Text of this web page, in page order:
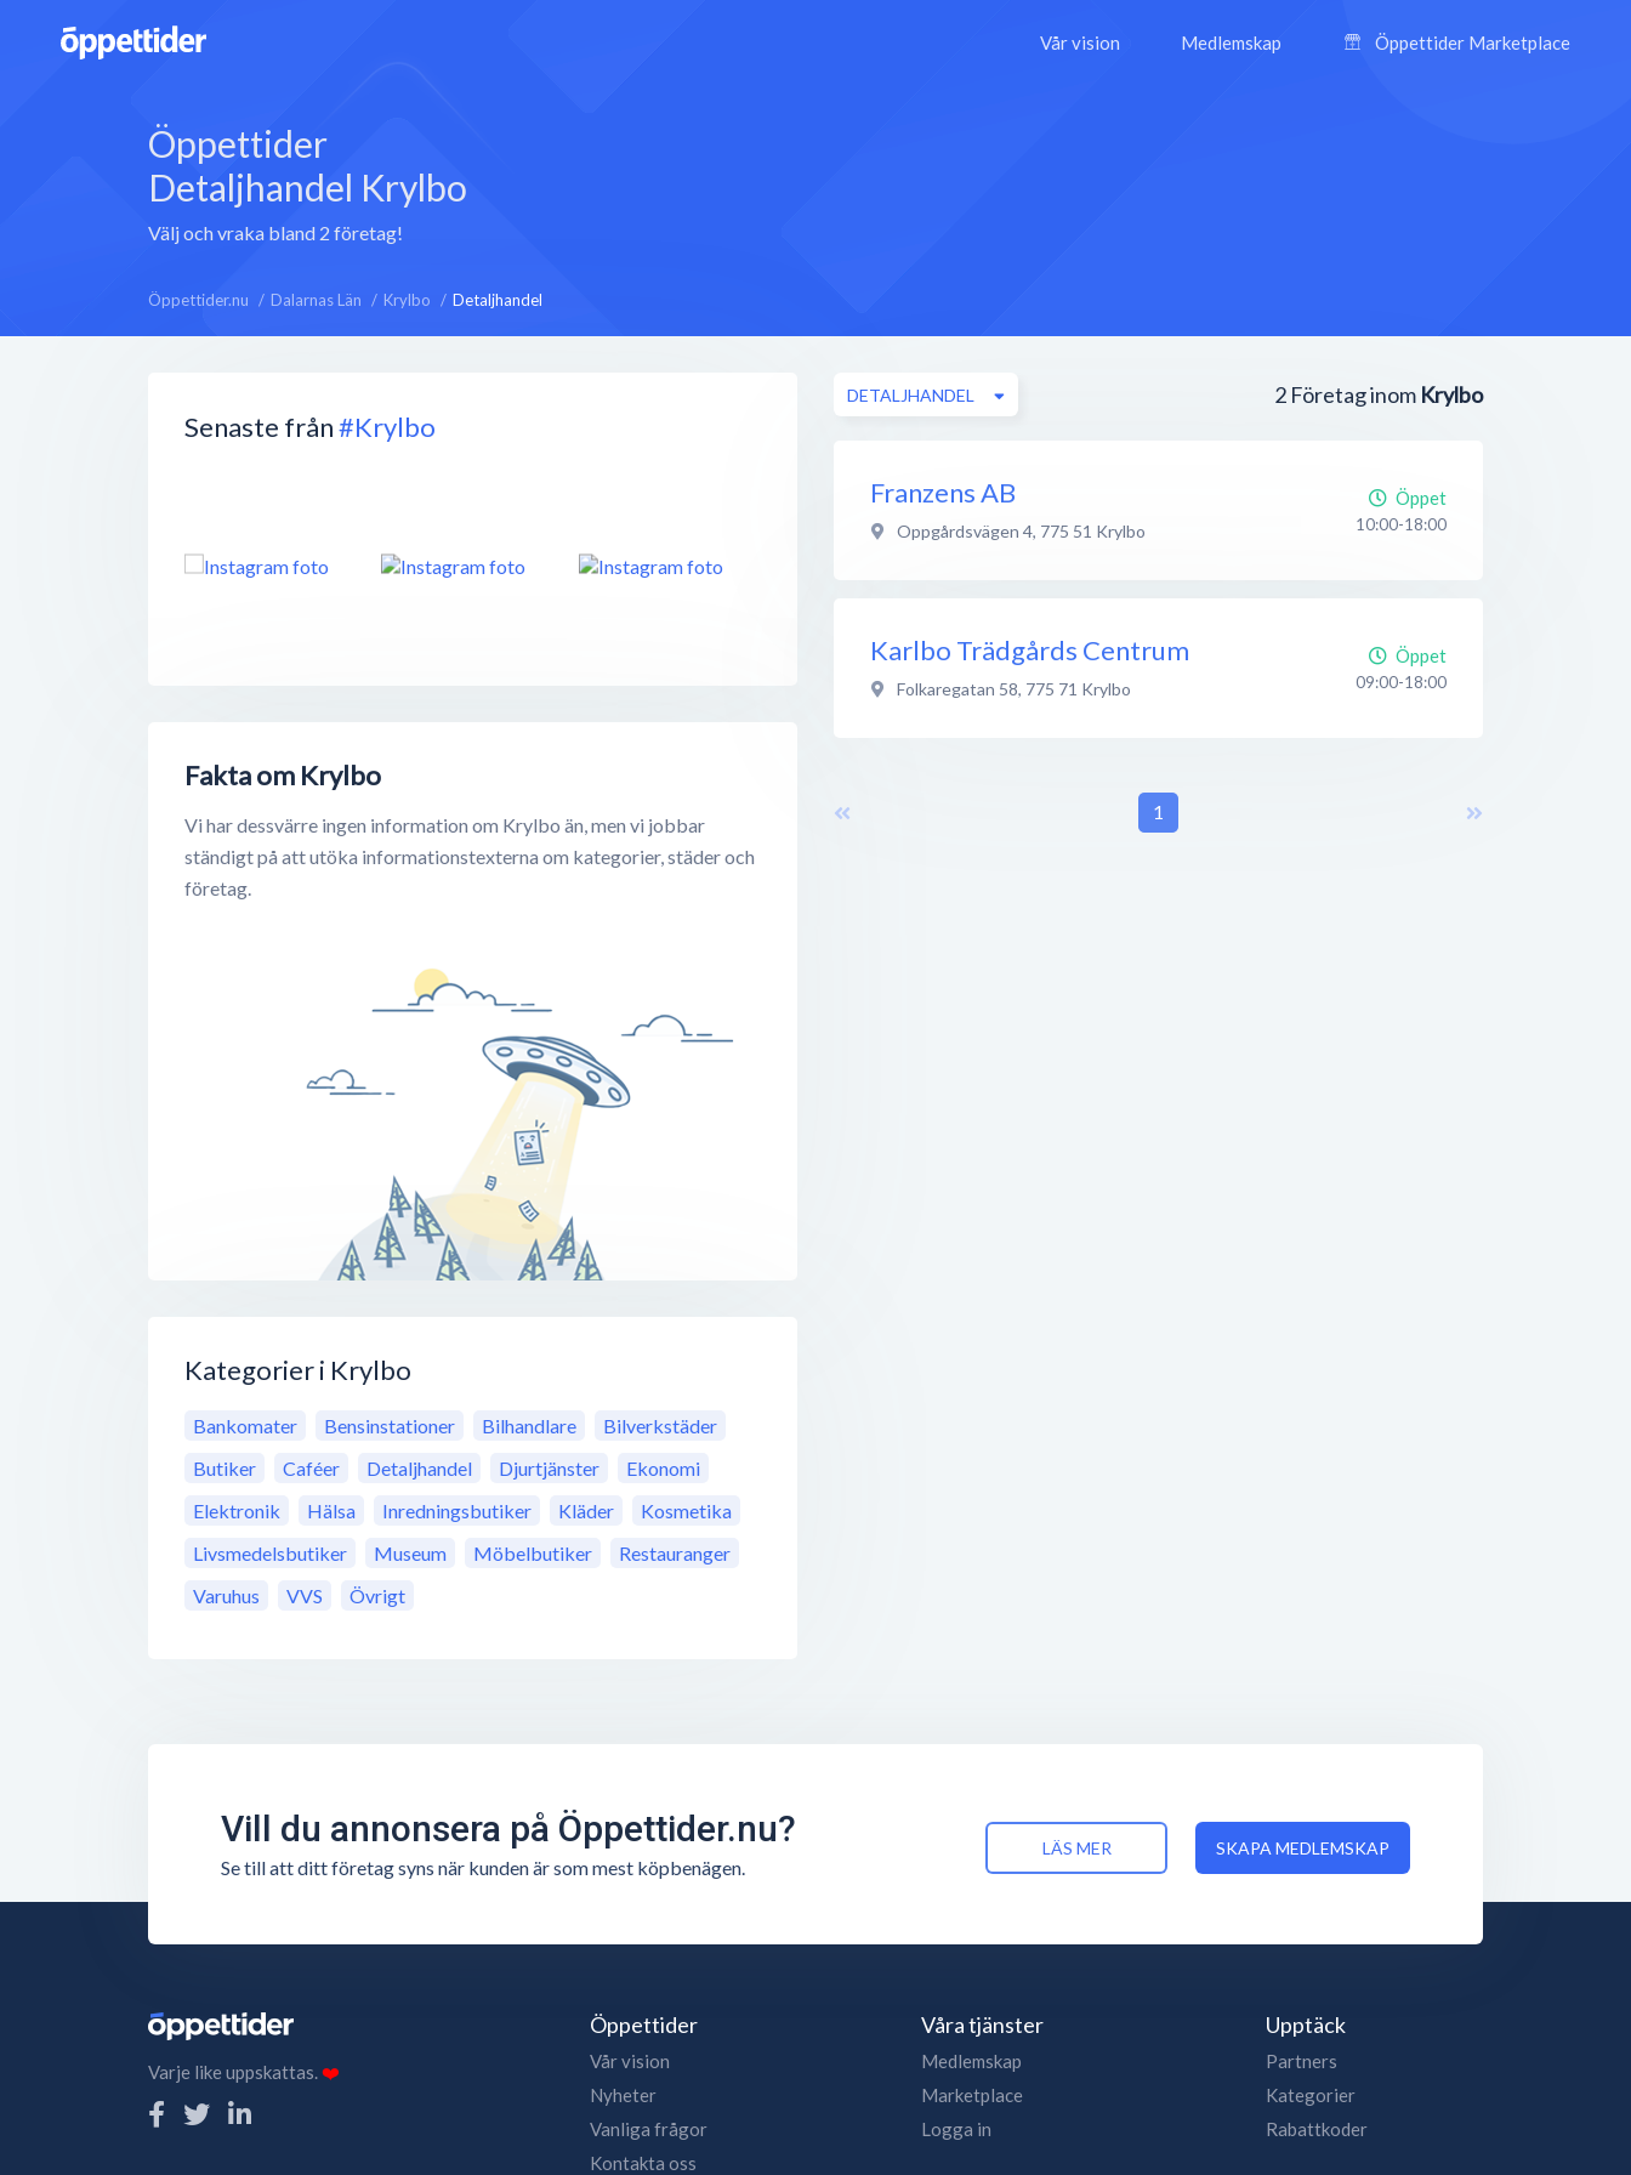
Vår vision Medlemskap Öppettider Marketplace
Öppettider
Detaljhandel Krylbo
Välj och vraka bland 2 företag!
Öppettider.nu Dalarnas Län Krylbo Detaljhandel
Senaste från#Krylbo
Fakta om Krylbo
Vi har dessvärre ingen information om Krylbo än, men vi jobbar
ständigt på att utöka informationstexterna om kategorier, städer och
företag.
Kategorier i Krylbo
Bankomater Bensinstationer Bilhandlare
Bilverkstäder
Butiker
Caféer Detaljhandel Djurtjänster
Ekonomi
Elektronik
Hälsa Inredningsbutiker Kläder
Kosmetika
Livsmedelsbutiker
Museum Möbelbutiker
Restauranger
Varuhus
VVS Övrigt
2 Företag inom Krylbo
DETALJHANDEL
Franzens AB
Oppgårdsvägen 4, 775 51 Krylbo
Öppet
10:00-18:00
Karlbo Trädgårds Centrum
Folkaregatan 58, 775 71 Krylbo
Öppet
09:00-18:00
1
Vill du annonsera på Öppettider.nu?
Se till att ditt företag syns när kunden är som mest köpbenägen.
LÄS MER SKAPA MEDLEMSKAP
Varje like uppskattas.❤️
Öppettider
Vår vision
Nyheter
Vanliga frågor
Kontakta oss
Våra tjänster
Medlemskap
Marketplace
Logga in
Upptäck
Partners
Kategorier
Rabattkoder